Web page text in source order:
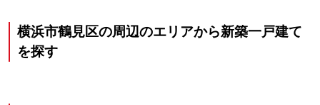
横浜市鶴見区の周辺のエリアから新築一戸建て
を探す